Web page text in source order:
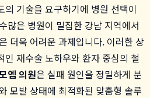
의 기술을 요구하기에 병원 선택이
많은 병원이 밀집한 강남 지역에서
더욱 어려운 과제입니다. 이러한 상
인 재수술 노하우와 환자 중심의 철
엠 의원은 실패 원인을 정밀하게 분
모발 상태에 최적화된 맞춤형 솔루